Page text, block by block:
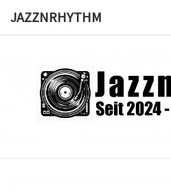
JAZZNRHYTHM